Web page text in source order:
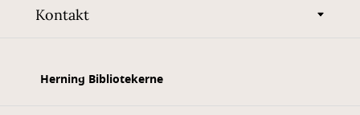
Kontakt
Herning Bibliotekerne